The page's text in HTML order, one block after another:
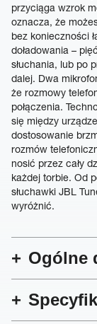
przyciąga wzrok
oznacza, że
bez konieczności
doładowania –
słuchania, lub po
dalej. Dwa
że rozmowy
połączenia.
się między
dostosowanie
rozmów
nosić przez cały
każdej torbie. Od
słuchawki JBL
wyróżnić.
Ogólne